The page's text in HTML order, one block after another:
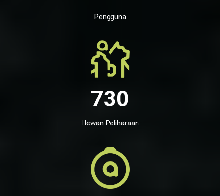
Pengguna
730
Hewan Peliharaan